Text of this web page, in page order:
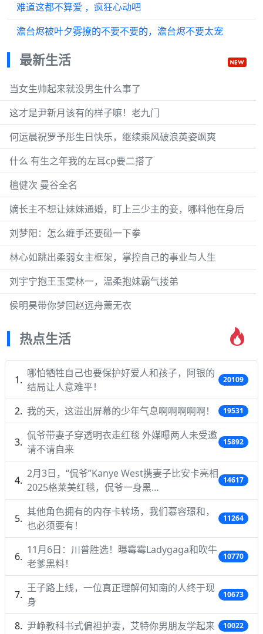
难道这都不算爱 ，疯狂心动吧
澹台烬被叶夕雾撩的不要不要的，澹台烬不要太宠
最新生活
当女生帅起来就没男生什么事了
这才是尹新月该有的样子嘛！老九门
何运晨祝罗予彤生日快乐，继续乘风破浪英姿飒爽
什么 有生之年我的左耳cp要二搭了
檀健次 曼谷全名
嫡长主不想让妹妹通婚，盯上三少主的妾，哪料他在身后
刘梦阳：怎么缠手还要碰一下拳
林心如跳出柔弱女主框架，掌控自己的事业与人生
刘宇宁抱王玉雯林一，温柔抱妹霸气搂弟
侯明昊带你梦回赵远舟萧无衣
热点生活
哪怕牺牲自己也要保护好爱人和孩子，阿银的
结局让人意难平！
20109
我的天，这溢出屏幕的少年气息啊啊啊啊啊！ 19531
侃爷带妻子穿透明衣走红毯 外媒曝两人未受邀
请不请自来
15892
2月3日，“侃爷”Kanye West携妻子比安卡亮相
2025格莱美红毯，侃爷一身黑…
14617
其他角色拥有的内存卡转场，我们慕容璟和，
也必须要有！
11264
11月6日：川普胜选！曝霉霉Ladygaga和吹牛
老爹黑料！
10770
王子路上线，一位真正理解何知南的人终于现
身
10673
尹峥教科书式偏袒护妻，艾特你男朋友学起来 10022